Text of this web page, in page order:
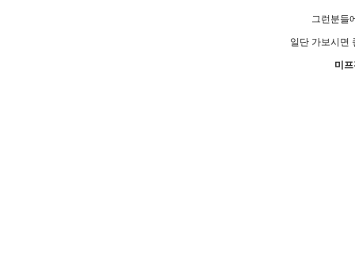
그런분들
일단 가보시면
미